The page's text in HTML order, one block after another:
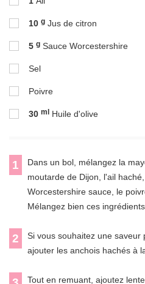
10 g Jus de citron
5 g Sauce Worcestershire
Sel
Poivre
30 ml Huile d'olive
1
Dans un bol, mélangez la
moutarde de Dijon, l'ail
Worcestershire sauce, le
Mélangez bien ces ingrédients.
2
Si vous souhaitez une
ajouter les anchois hachés à
Tout en remuant, ajoutez